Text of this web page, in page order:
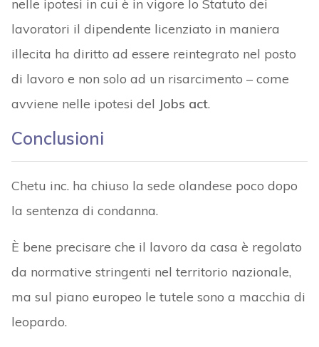
nelle ipotesi in cui è in vigore lo Statuto dei
lavoratori il dipendente licenziato in maniera
illecita ha diritto ad essere reintegrato nel posto
di lavoro e non solo ad un risarcimento – come
avviene nelle ipotesi del Jobs act.
Conclusioni
Chetu inc. ha chiuso la sede olandese poco dopo
la sentenza di condanna.
È bene precisare che il lavoro da casa è regolato
da normative stringenti nel territorio nazionale,
ma sul piano europeo le tutele sono a macchia di
leopardo.